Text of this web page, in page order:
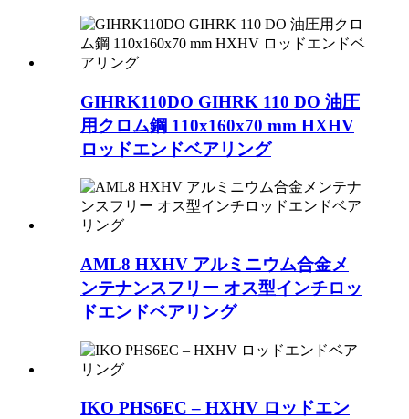
GIHRK110DO GIHRK 110 DO 油圧
用クロム鋼 110x160x70 mm HXHV
ロッドエンドベアリング
AML8 HXHV アルミニウム合金メ
ンテナンスフリー オス型インチロッ
ドエンドベアリング
IKO PHS6EC – HXHV ロッドエン